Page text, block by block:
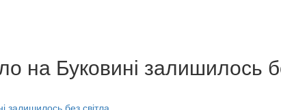
на Буковині залишилось